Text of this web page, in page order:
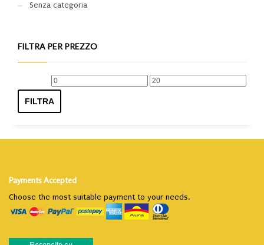
Senza categoria
FILTRA PER PREZZO
Prezzo
Min
Prezzo
FILTRA
Payments Accepted
Choose the most suitable payment to your needs.